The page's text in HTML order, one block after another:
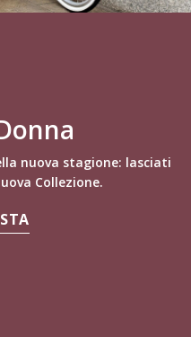
nuova stagione: lasciati
Collezione.